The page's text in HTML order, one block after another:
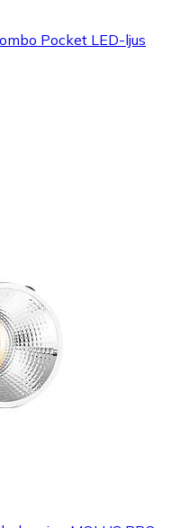
Pocket LED-ljus